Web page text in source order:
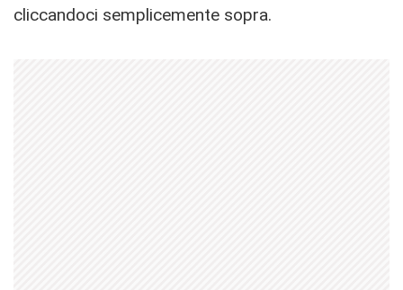
cliccandoci semplicemente sopra.